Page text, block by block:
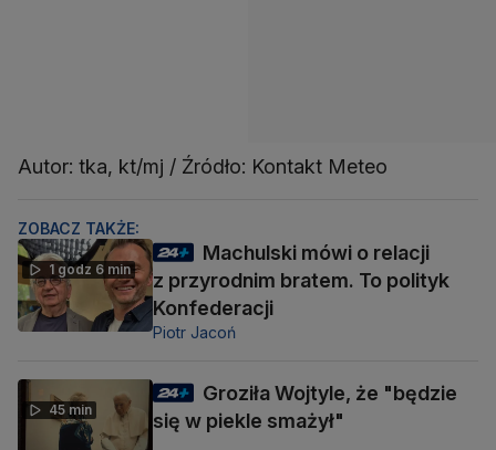
Autor: tka, kt/mj / Źródło: Kontakt Meteo
ZOBACZ TAKŻE:
1 godz 6 min
Machulski mówi o relacji
z przyrodnim bratem. To polityk
Konfederacji
Piotr Jacoń
45 min
Groziła Wojtyle, że "będzie
się w piekle smażył"